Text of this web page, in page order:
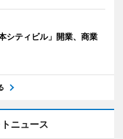
シティビル」開業、商業
ニュース